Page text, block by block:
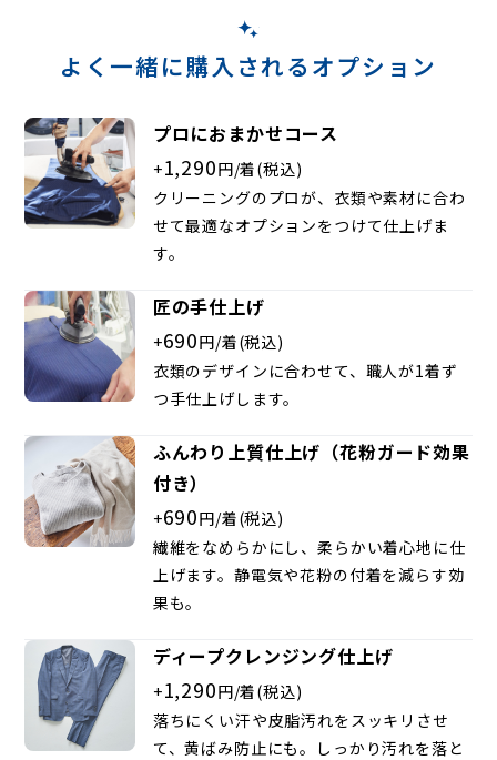
よく一緒に購入されるオプション
プロにおまかせコース
+1,290円/着(税込)
クリーニングのプロが、衣類や素材に合わ
せて最適なオプションをつけて仕上げま
す。
匠の手仕上げ
+690円/着(税込)
衣類のデザインに合わせて、職人が1着ず
つ手仕上げします。
ふんわり上質仕上げ（花粉ガード効果
付き）
+690円/着(税込)
繊維をなめらかにし、柔らかい着心地に仕
上げます。静電気や花粉の付着を減らす効
果も。
ディープクレンジング仕上げ
+1,290円/着(税込)
落ちにくい汗や皮脂汚れをスッキリさせ
て、黄ばみ防止にも。しっかり汚れを落と